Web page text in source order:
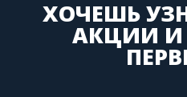
ХОЧЕШЬ
АКЦИИ